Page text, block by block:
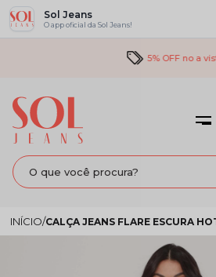
Sol Jeans
O app oficial da Sol Jeans!
5% OFF no a
CALÇA JEANS FLARE ESCURA